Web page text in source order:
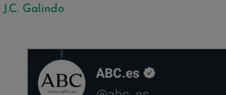
J.C. Galindo